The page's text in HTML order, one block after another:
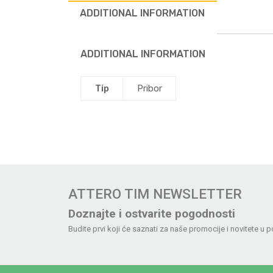
ADDITIONAL INFORMATION
ADDITIONAL INFORMATION
Tip Pribor
ATTERO TIM NEWSLETTER
Doznajte i ostvarite pogodnosti
Budite prvi koji će saznati za naše promocije i novitete u